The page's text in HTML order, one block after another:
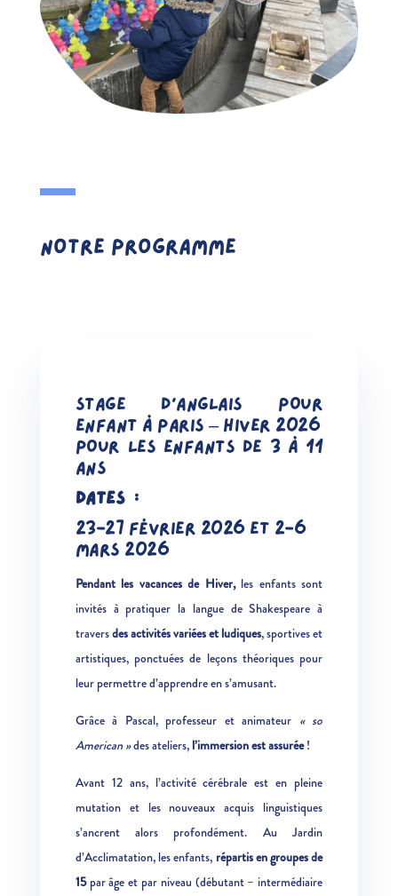
Notre programme
STAGE D’ANGLAIS POUR
ENFANT À PARIS – HIVER 2026
POUR LES ENFANTS DE 3 À 11
ANS
DATES :
23-27 FÉVRIER 2026 ET 2-6
MARS 2026
Pendant les vacances de Hiver,les enfants sont
invités à pratiquer la langue de Shakespeare à
traversdes activités variées et ludiques, sportives et
artistiques, ponctuées de leçons théoriques pour
leur permettre d’apprendre en s’amusant.
Grâce à Pascal, professeur et animateur « so
American »des ateliers, l’immersion est assurée!
Avant 12 ans, l’activité cérébrale est en pleine
mutation et les nouveaux acquis linguistiques
s’ancrent alors profondément. Au Jardin
d’Acclimatation, les enfants, répartis en groupes de
15par âge et par niveau (débutant – intermédiaire